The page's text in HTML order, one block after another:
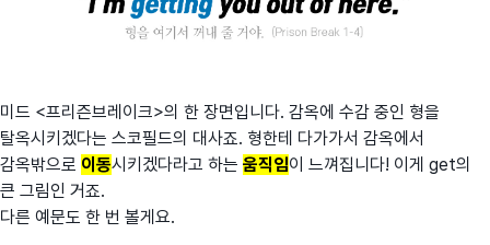
미드 <프리즌브레이크>의 한 장면입니다. 감옥에 수감 중인 형을
탈옥시키겠다는 스코필드의 대사죠. 형한테 다가가서 감옥에서
감옥밖으로 이동시키겠다라고 하는 움직임이 느껴집니다! 이게 get의
큰 그림인 거죠.
다른 예문도 한 번 볼게요.